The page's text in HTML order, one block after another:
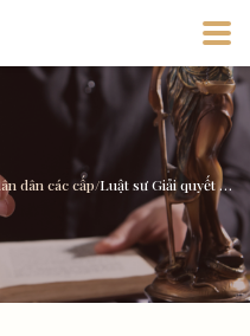
dân các cấp/ Luật sư Giải quyết vụ án Hình sự